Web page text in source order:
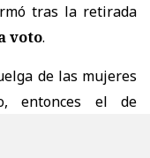
tras la retirada
voto.
de las mujeres
entonces el de